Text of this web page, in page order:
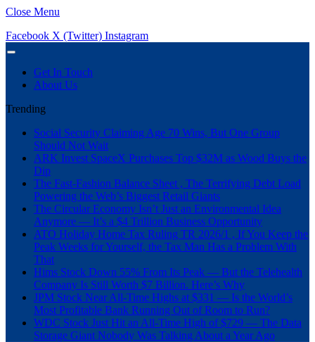
Close Menu
Facebook X (Twitter) Instagram
Get In Touch
About Us
Trending
Social Security Claiming Age 70 Wins, But One Group
Should Not Wait
ARK Invest SpaceX Purchases Top $32M as Wood Buys the
Dip
The Fast-Fashion Balance Sheet , The Terrifying Debt Load
Powering the Web’s Biggest Retail Giants
The Circular Economy Isn’t Just an Environmental Idea
Anymore — It’s a $4 Trillion Business Opportunity
ATO Holiday Home Tax Ruling TR 2026/1 , If You Keep the
Peak Weeks for Yourself, the Tax Man Has a Problem With
That
Hims Stock Down 55% From Its Peak — But the Telehealth
Company Is Still Worth $7 Billion. Here’s Why
JPM Stock Near All-Time Highs at $331 — Is the World’s
Most Profitable Bank Running Out of Room to Run?
WDC Stock Just Hit an All-Time High of $729 — The Data
Storage Giant Nobody Was Talking About a Year Ago